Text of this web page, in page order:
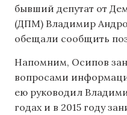
бывший депутат от
(ДПМ) Владимир
обещали сообщить
Напомним, Осипов
вопросами
ею руководил
годах и в 2015 году